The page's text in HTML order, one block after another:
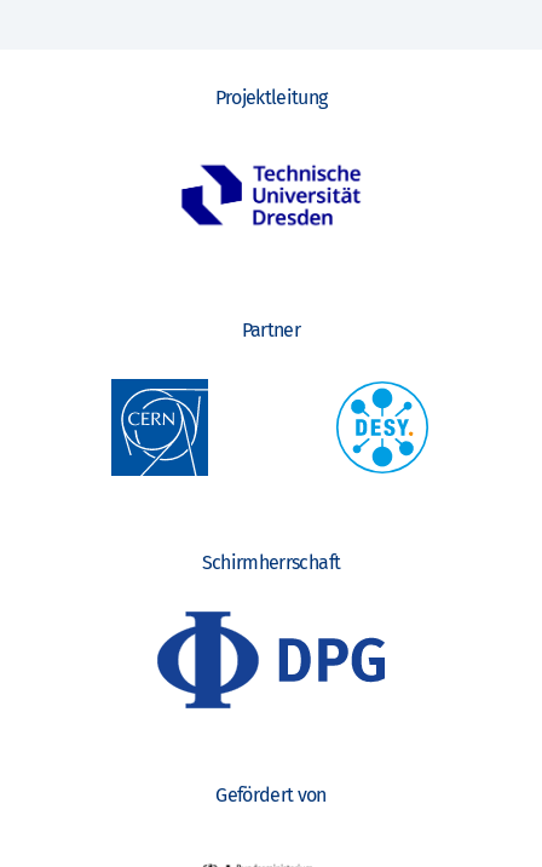
Projektleitung
Partner
Schirmherrschaft
Gefördert von